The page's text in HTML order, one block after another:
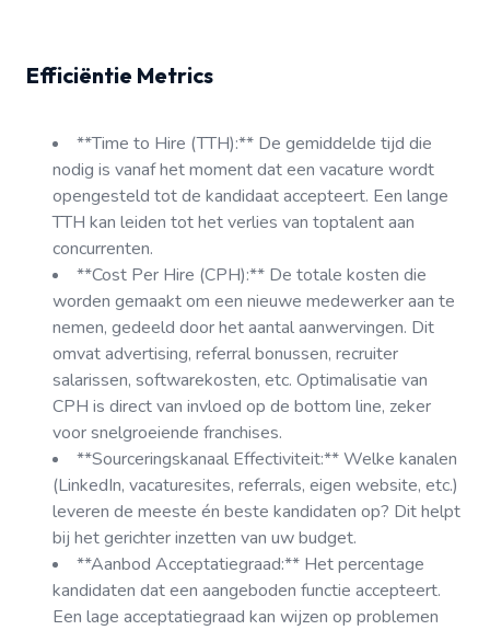
Efficiëntie Metrics
**Time to Hire (TTH):** De gemiddelde tijd die
nodig is vanaf het moment dat een vacature wordt
opengesteld tot de kandidaat accepteert. Een lange
TTH kan leiden tot het verlies van toptalent aan
concurrenten.
**Cost Per Hire (CPH):** De totale kosten die
worden gemaakt om een nieuwe medewerker aan te
nemen, gedeeld door het aantal aanwervingen. Dit
omvat advertising, referral bonussen, recruiter
salarissen, softwarekosten, etc. Optimalisatie van
CPH is direct van invloed op de bottom line, zeker
voor snelgroeiende franchises.
**Sourceringskanaal Effectiviteit:** Welke kanalen
(LinkedIn, vacaturesites, referrals, eigen website, etc.)
leveren de meeste én beste kandidaten op? Dit helpt
bij het gerichter inzetten van uw budget.
**Aanbod Acceptatiegraad:** Het percentage
kandidaten dat een aangeboden functie accepteert.
Een lage acceptatiegraad kan wijzen op problemen